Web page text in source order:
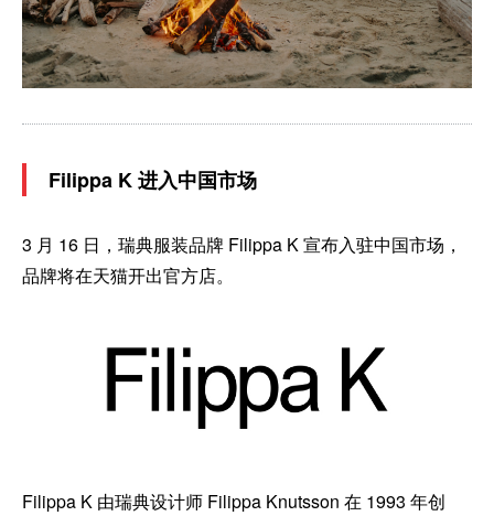
Filippa K 进入中国市场
3 月 16 日，瑞典服装品牌 Filippa K 宣布入驻中国市场，
品牌将在天猫开出官方店。
Filippa K 由瑞典设计师 Filippa Knutsson 在 1993 年创